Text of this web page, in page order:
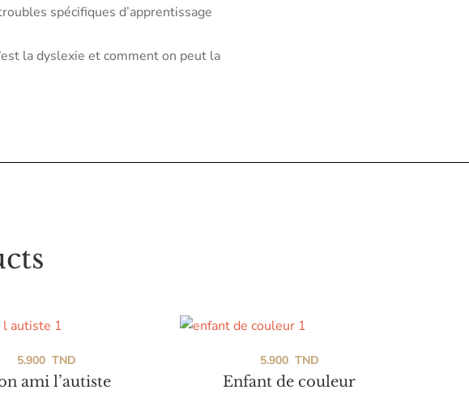
spécifiques d’apprentissage
la dyslexie et comment on peut la
ami l’autiste
5.900 TND
Enfant de couleur
5.900 TND